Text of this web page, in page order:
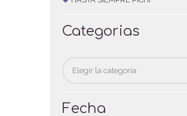
Categorias
Fecha